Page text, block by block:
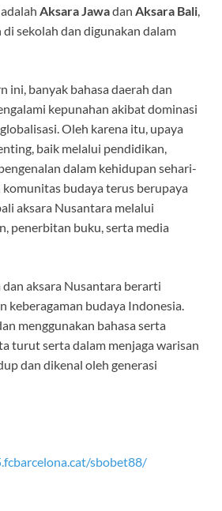
Aksara Jawadan Aksara Bali,
sekolah dan digunakan dalam
ini, banyak bahasa daerah dan
kepunahan akibat dominasi
Oleh karena itu, upaya
baik melalui pendidikan,
dalam kehidupan sehari-
budaya terus berupaya
aksara Nusantara melalui
penerbitan buku, serta media
aksara Nusantara berarti
keberagaman budaya Indonesia.
menggunakan bahasa serta
turut serta dalam menjaga warisan
dan dikenal oleh generasi
sbobet88/